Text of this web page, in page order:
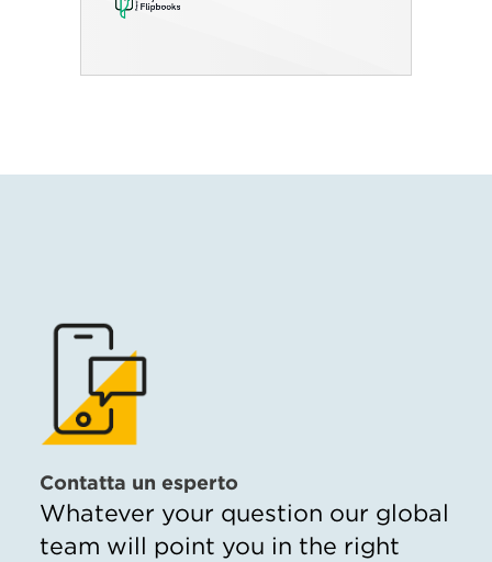
Contatta un esperto
Whatever your question our global
team will point you in the right